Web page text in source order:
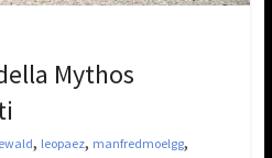
Mythos
, leopaez, manfredmoelgg,